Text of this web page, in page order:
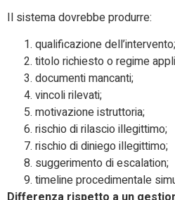
Il sistema dovrebbe produrre:
qualificazione dell’intervento;
titolo richiesto o regime
documenti mancanti;
vincoli rilevati;
motivazione istruttoria;
rischio di rilascio illegittimo;
rischio di diniego illegittimo;
suggerimento di escalation;
timeline procedimentale